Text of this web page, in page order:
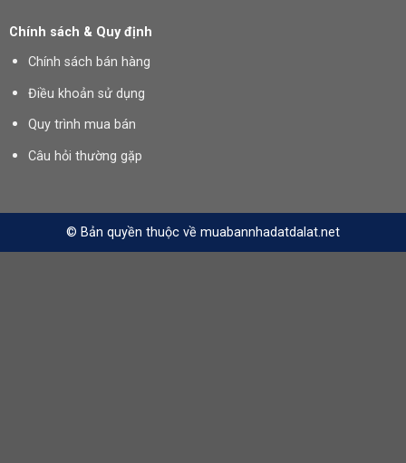
Chính sách & Quy định
Chính sách bán hàng
Điều khoản sử dụng
Quy trình mua bán
Câu hỏi thường gặp
© Bản quyền thuộc về muabannhadatdalat.net